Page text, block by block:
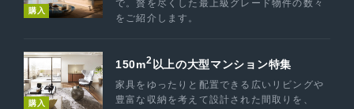
購入
で。贅を尽くした最上級グレード物件の数々
をご紹介します。
購入
150m2 以上の大型マンション特集
家具をゆったりと配置できる広いリビングや
豊富な収納を考えて設計された間取りを、